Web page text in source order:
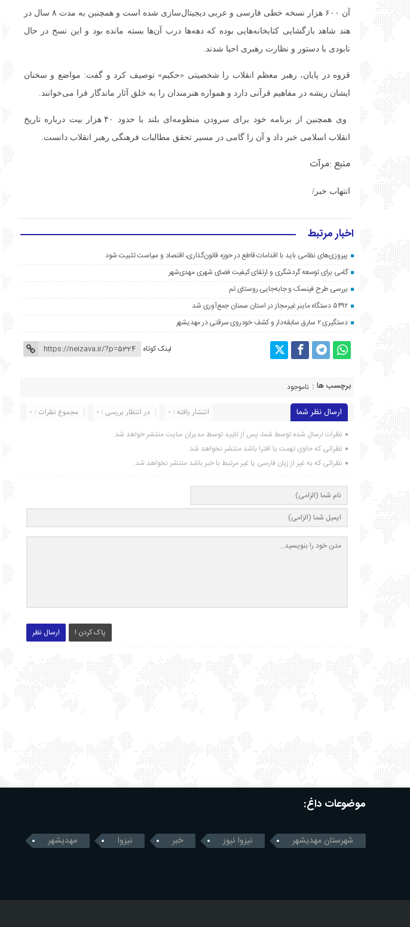
آن ۶۰۰ هزار نسخه خطی فارسی و عربی دیجیتال‌سازی شده است و همچنبن به مدت ۸ سال در
هند شاهد بازگشایی کتابخانه‌هایی بوده که دهه‌ها درب آن‌ها بسته مانده بود و این نسخ در حال
نابودی با دستور و نظارت رهبری احیا شدند.
قزوه در پایان، رهبر معظم انقلاب را شخصیتی «حکیم» توصیف کرد و گفت: مواضع و سخنان
ایشان ریشه در مفاهیم قرآنی دارد و همواره هنرمندان را به خلق آثار ماندگار فرا می‌خوانند.
وی همچنین از برنامه خود برای سرودن منظومه‌ای بلند با حدود ۴۰ هزار بیت درباره تاریخ
انقلاب اسلامی خبر داد و آن را گامی در مسیر تحقق مطالبات فرهنگی رهبر انقلاب دانست.
منبع :مرآت
انتهاب خبر/
اخبار مرتبط
پیروزی‌های نظامی باید با اقدامات قاطع در حوزه قانون‌گذاری، اقتصاد و سیاست تثبیت شود
گامی برای توسعه گردشگری و ارتقای کیفیت فضای شهری مهدی‌شهر
بررسی طرح فینسک و جابه‌جایی روستای تم
۵۴۹۲ دستگاه ماینر غیرمجاز در استان سمنان جمع‌آوری شد
دستگیری ۲ سارق سابقه‌دار و کشف خودروی سرقتی در مهدیشهر
لینک کوتاه
برچسب ها : ناموجود
ارسال نظر شما مجموع نظرات : 0 در انتظار بررسی : 0 انتشار یافته : ۰
نظرات ارسال شده توسط شما، پس از تایید توسط مدیران سایت منتشر خواهد شد.
نظراتی که حاوی تهمت یا افترا باشد منتشر نخواهد شد.
نظراتی که به غیر از زبان فارسی یا غیر مرتبط با خبر باشد منتشر نخواهد شد.
ارسال نظر پاک کردن !
موضوعات داغ:
شهرستان مهدیشهر نیزوا نیوز خبر نیزوا مهدیشهر